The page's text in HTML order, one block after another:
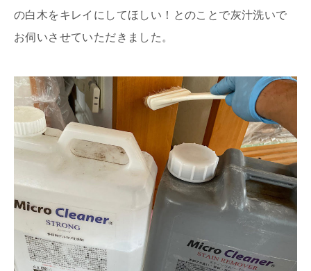
の白木をキレイにしてほしい！とのことで灰汁洗いで
お伺いさせていただきました。